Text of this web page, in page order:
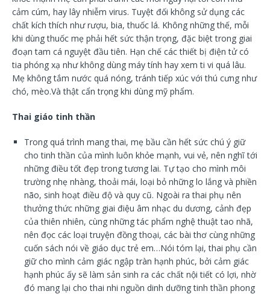
cảm cúm, hay lây nhiễm virus. Tuyệt đối không sử dụng các
chất kích thích như rượu, bia, thuốc lá. Không những thế, mỗi
khi dùng thuốc mẹ phải hết sức thận trọng, đặc biệt trong giai
đoạn tam cá nguyệt đầu tiên. Hạn chế các thiết bị điện tử có
tia phóng xạ như không dùng máy tính hay xem ti vi quá lâu.
Mẹ không tắm nước quá nóng, tránh tiếp xúc với thú cưng như
chó, mèo.Và thật cẩn trọng khi dùng mỹ phẩm.
Thai giáo tinh thần
Trong quá trình mang thai, mẹ bầu cần hết sức chú ý giữ
cho tinh thần của mình luôn khỏe mạnh, vui vẻ, nên nghĩ tới
những điều tốt đẹp trong tương lai. Tự tạo cho mình môi
trường nhẹ nhàng, thoải mái, loại bỏ những lo lắng và phiền
não, sinh hoạt điều độ và quy cũ. Ngoài ra thai phụ nên
thưởng thức những giai điệu âm nhạc du dương, cảnh đẹp
của thiên nhiên, cùng những tác phẩm nghệ thuật tao nhã,
nên đọc các loại truyện đồng thoại, các bài thơ cùng những
cuốn sách nói về giáo dục trẻ em…Nói tóm lại, thai phụ cần
giữ cho mình cảm giác ngập tràn hạnh phúc, bởi cảm giác
hạnh phúc ấy sẽ làm sản sinh ra các chất nội tiết có lợi, nhờ
đó mang lại cho thai nhi nguồn dinh dưỡng tinh thần phong